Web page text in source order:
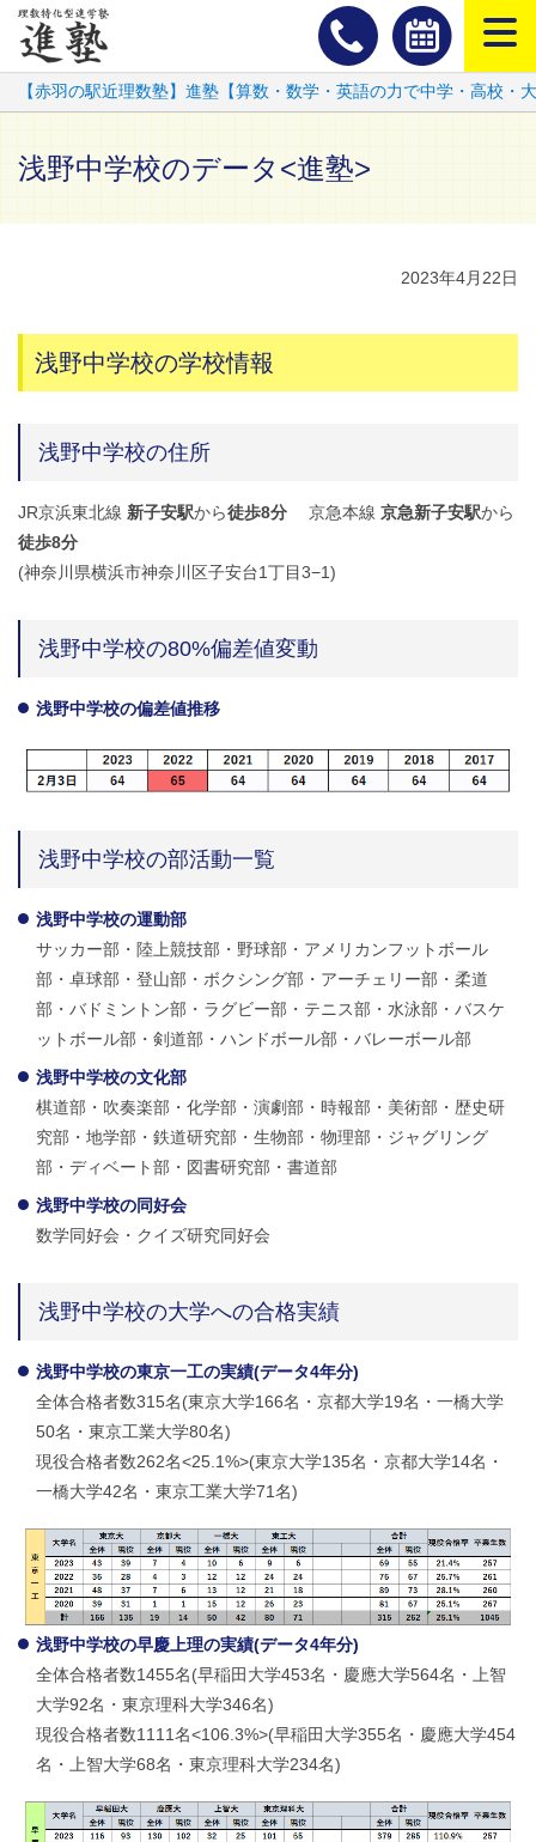
スマート
【赤羽の駅近理数塾】進塾【算数・数学・英語の力で中学・高校・
浅野中学校のデータ<進塾>
2023年4月22日
浅野中学校の学校情報
浅野中学校の住所
JR京浜東北線 新子安駅から徒歩8分 京急本線 京急新子安駅から
徒歩8分
(神奈川県横浜市神奈川区子安台1丁目3−1)
浅野中学校の80%偏差値変動
浅野中学校の偏差値推移
浅野中学校の部活動一覧
浅野中学校の運動部
サッカー部・陸上競技部・野球部・アメリカンフットボール
部・卓球部・登山部・ボクシング部・アーチェリー部・柔道
部・バドミントン部・ラグビー部・テニス部・水泳部・バスケ
ットボール部・剣道部・ハンドボール部・バレーボール部
浅野中学校の文化部
棋道部・吹奏楽部・化学部・演劇部・時報部・美術部・歴史研
究部・地学部・鉄道研究部・生物部・物理部・ジャグリング
部・ディベート部・図書研究部・書道部
浅野中学校の同好会
数学同好会・クイズ研究同好会
浅野中学校の大学への合格実績
浅野中学校の東京一工の実績(データ4年分)
全体合格者数315名(東京大学166名・京都大学19名・一橋大学
50名・東京工業大学80名)
現役合格者数262名<25.1%>(東京大学135名・京都大学14名・
一橋大学42名・東京工業大学71名)
浅野中学校の早慶上理の実績(データ4年分)
全体合格者数1455名(早稲田大学453名・慶應大学564名・上智
大学92名・東京理科大学346名)
現役合格者数1111名<106.3%>(早稲田大学355名・慶應大学454
名・上智大学68名・東京理科大学234名)